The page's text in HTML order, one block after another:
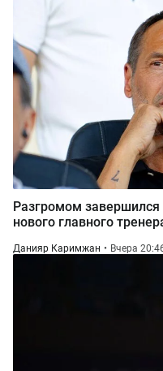
Разгромом
нового главного
Данияр Каримжан Вчера